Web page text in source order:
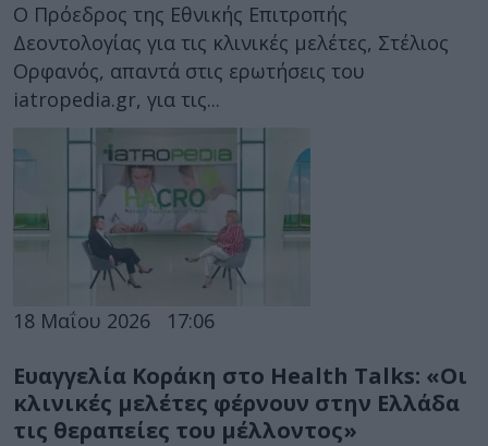
Ο Πρόεδρος της Εθνικής Επιτροπής
Δεοντολογίας για τις κλινικές μελέτες, Στέλιος
Ορφανός, απαντά στις ερωτήσεις του
iatropedia.gr, για τις...
18 Μαΐου 2026 17:06
Ευαγγελία Κοράκη στο Health Talks: «Οι
κλινικές μελέτες φέρνουν στην Ελλάδα
τις θεραπείες του μέλλοντος»